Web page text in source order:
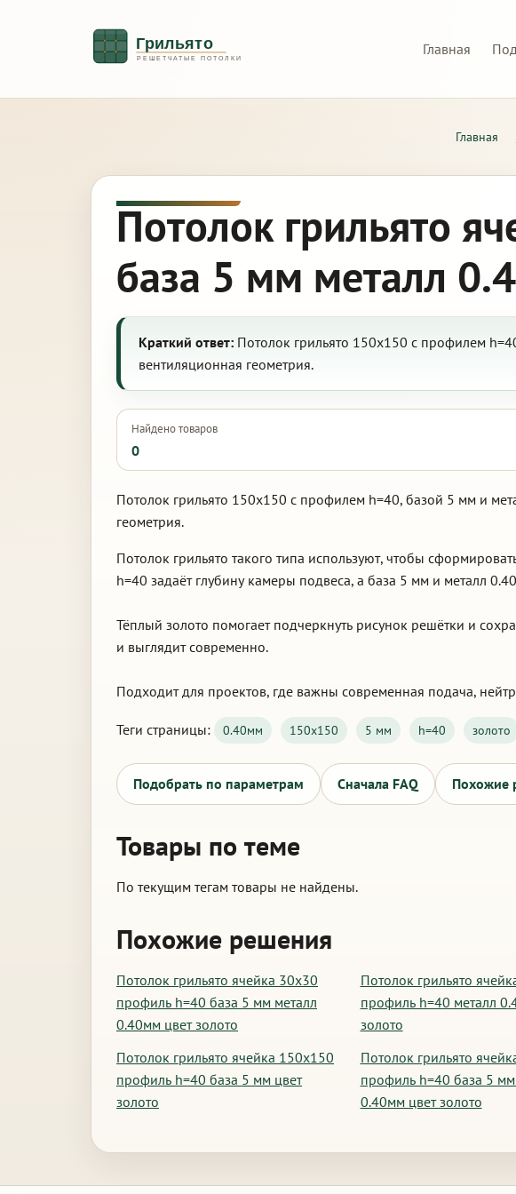
Главная
Главная
Потолок грильято
база 5 мм металл
Краткий ответ: Потолок грильято 150х150 с профилем
вентиляционная геометрия.
Найдено товаров
0
Потолок грильято 150х150 с профилем h=40, базой 5 мм и
геометрия.
Потолок грильято такого типа используют, чтобы
h=40 задаёт глубину камеры подвеса, а база 5 мм и металл
Тёплый золото помогает подчеркнуть рисунок решётки и
и выглядит современно.
Подходит для проектов, где важны современная подача,
Теги страницы: 0.40мм 150х150 5 мм h=40 золото
Подобрать по параметрам Сначала FAQ Похожие
Товары по теме
По текущим тегам товары не найдены.
Похожие решения
Потолок грильято ячейка 30х30
профиль h=40 база 5 мм металл
0.40мм цвет золото
Потолок грильято
профиль h=40 металл
золото
Потолок грильято ячейка 150х150
профиль h=40 база 5 мм цвет
золото
Потолок грильято
профиль h=40 база 5 мм
0.40мм цвет золото